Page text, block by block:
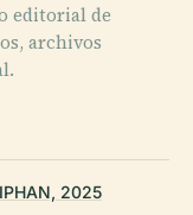
editorial de
archivos
2025